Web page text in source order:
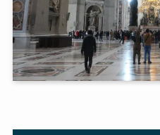
仏教聖地スリランカ紀行
第三次インド遠征～ブッ